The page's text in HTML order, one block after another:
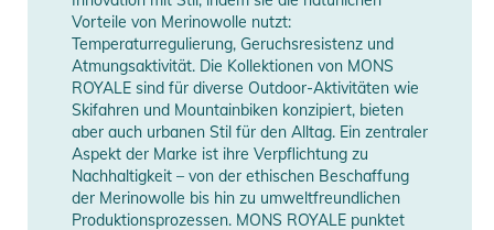
finden Sie direkt am Produkt.
Information
Herstellerangaben anzeigen
Vorteile von Merinowolle nutzt:
Temperaturregulierung, Geruchsresistenz und
Atmungsaktivität. Die Kollektionen von MONS
ROYALE sind für diverse Outdoor-Aktivitäten wie
Skifahren und Mountainbiken konzipiert, bieten
aber auch urbanen Stil für den Alltag. Ein zentraler
Aspekt der Marke ist ihre Verpflichtung zu
Nachhaltigkeit – von der ethischen Beschaffung
der Merinowolle bis hin zu umweltfreundlichen
Produktionsprozessen. MONS ROYALE punktet